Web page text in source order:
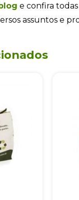
e confira todas
assuntos e